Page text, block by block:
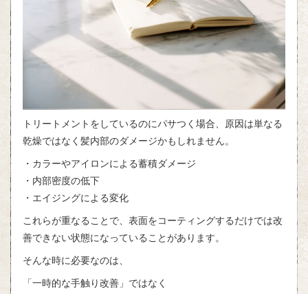
トリートメントをしているのにパサつく場合、原因は単なる
乾燥ではなく髪内部のダメージかもしれません。
・カラーやアイロンによる蓄積ダメージ
・内部密度の低下
・エイジングによる変化
これらが重なることで、表面をコーティングするだけでは改
善できない状態になっていることがあります。
そんな時に必要なのは、
「一時的な手触り改善」ではなく